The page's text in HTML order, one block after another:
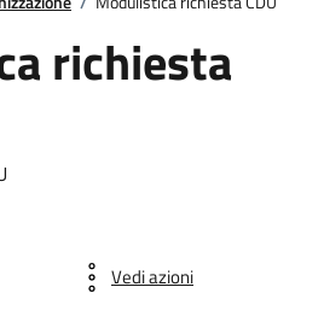
richiesta
Vedi azioni